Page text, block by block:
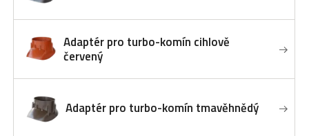
Adaptér pro turbo-komín cihlově
červený
Adaptér pro turbo-komín tmavěhnědý